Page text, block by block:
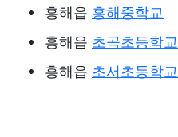
흥해읍 흥해중학교
흥해읍 초곡초등학교
흥해읍 초서초등학교